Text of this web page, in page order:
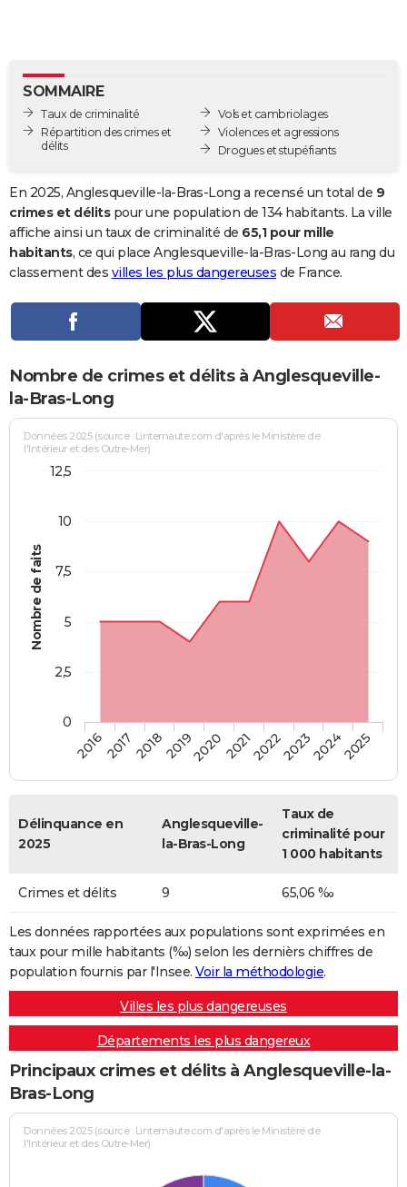
BONS PLANS
CARTE DE VOEUX
Dictionnaire
Biographies
Citations
Expressions
Proverbes
PROGRAMME TV
S'inscrire
Se connecter
Lycées
Collèges
Primaires
Universités
Entreprises
Service militaire
Avis de recherche
AVIS DE DÉCÈS
SOMMAIRE
Taux de criminalité
Répartition des crimes et
délits
Vols et cambriolages
Violences et agressions
Drogues et stupéfiants
En 2025, Anglesqueville-la-Bras-Long a recensé un total de 9
crimes et délitspour une population de 134 habitants. La ville
affiche ainsi un taux de criminalité de 65,1 pour mille
habitants, ce qui place Anglesqueville-la-Bras-Long au rang du
classement des villes les plus dangereuses de France.
Nombre de crimes et délits à Anglesqueville-
la-Bras-Long
Nombre de faits
Données 2025 (source : Linternaute.com d'après le Ministère de
l'Intérieur et des Outre-Mer)
2016201720182019202020212022202320242025
0
2,5
5
7,5
10
12,5
Délinquance en
2025
Anglesqueville-
la-Bras-Long
Taux de
criminalité pour
1 000 habitants
Crimes et délits 9 65,06 ‰
Les données rapportées aux populations sont exprimées en
taux pour mille habitants (‰) selon les dernièrs chiffres de
population fournis par l'Insee. Voir la méthodologie.
Villes les plus dangereuses
Départements les plus dangereux
Principaux crimes et délits à Anglesqueville-la-
Bras-Long
Données 2025 (source : Linternaute.com d'après le Ministère de
l'Intérieur et des Outre-Mer)